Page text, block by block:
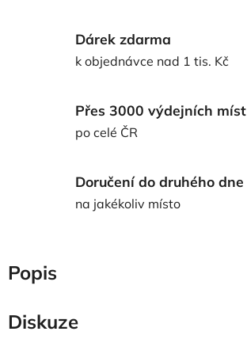
Dárek zdarma
k objednávce nad 1 tis. Kč
Přes 3000 výdejních míst
po celé ČR
Doručení do druhého dne
na jakékoliv místo
Popis
Diskuze